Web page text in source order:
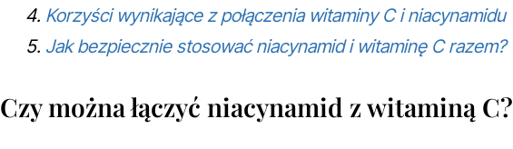
Korzyści wynikające z połączenia witaminy C i niacynamidu
Jak bezpiecznie stosować niacynamid i witaminę C razem?
Czy można łączyć niacynamid z witaminą C?